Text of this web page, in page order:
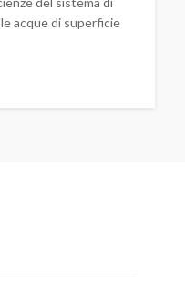
acque di superficie